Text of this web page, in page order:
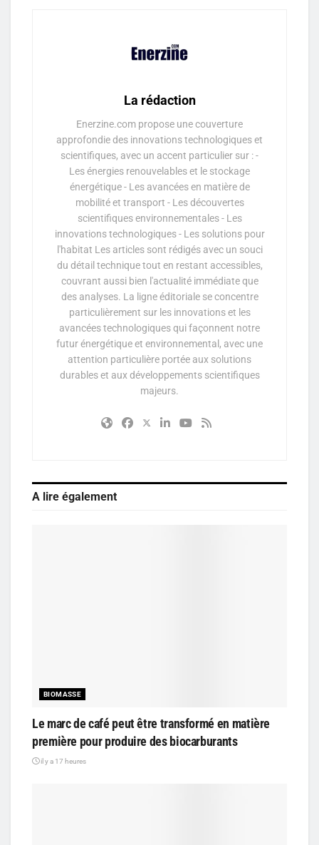
La rédaction
Enerzine.com propose une couverture
approfondie des innovations technologiques et
scientifiques, avec un accent particulier sur : -
Les énergies renouvelables et le stockage
énergétique - Les avancées en matière de
mobilité et transport - Les découvertes
scientifiques environnementales - Les
innovations technologiques - Les solutions pour
l'habitat Les articles sont rédigés avec un souci
du détail technique tout en restant accessibles,
couvrant aussi bien l'actualité immédiate que
des analyses. La ligne éditoriale se concentre
particulièrement sur les innovations et les
avancées technologiques qui façonnent notre
futur énergétique et environnemental, avec une
attention particulière portée aux solutions
durables et aux développements scientifiques
majeurs.
A lire également
BIOMASSE
Le marc de café peut être transformé en matière
première pour produire des biocarburants
il y a 17 heures